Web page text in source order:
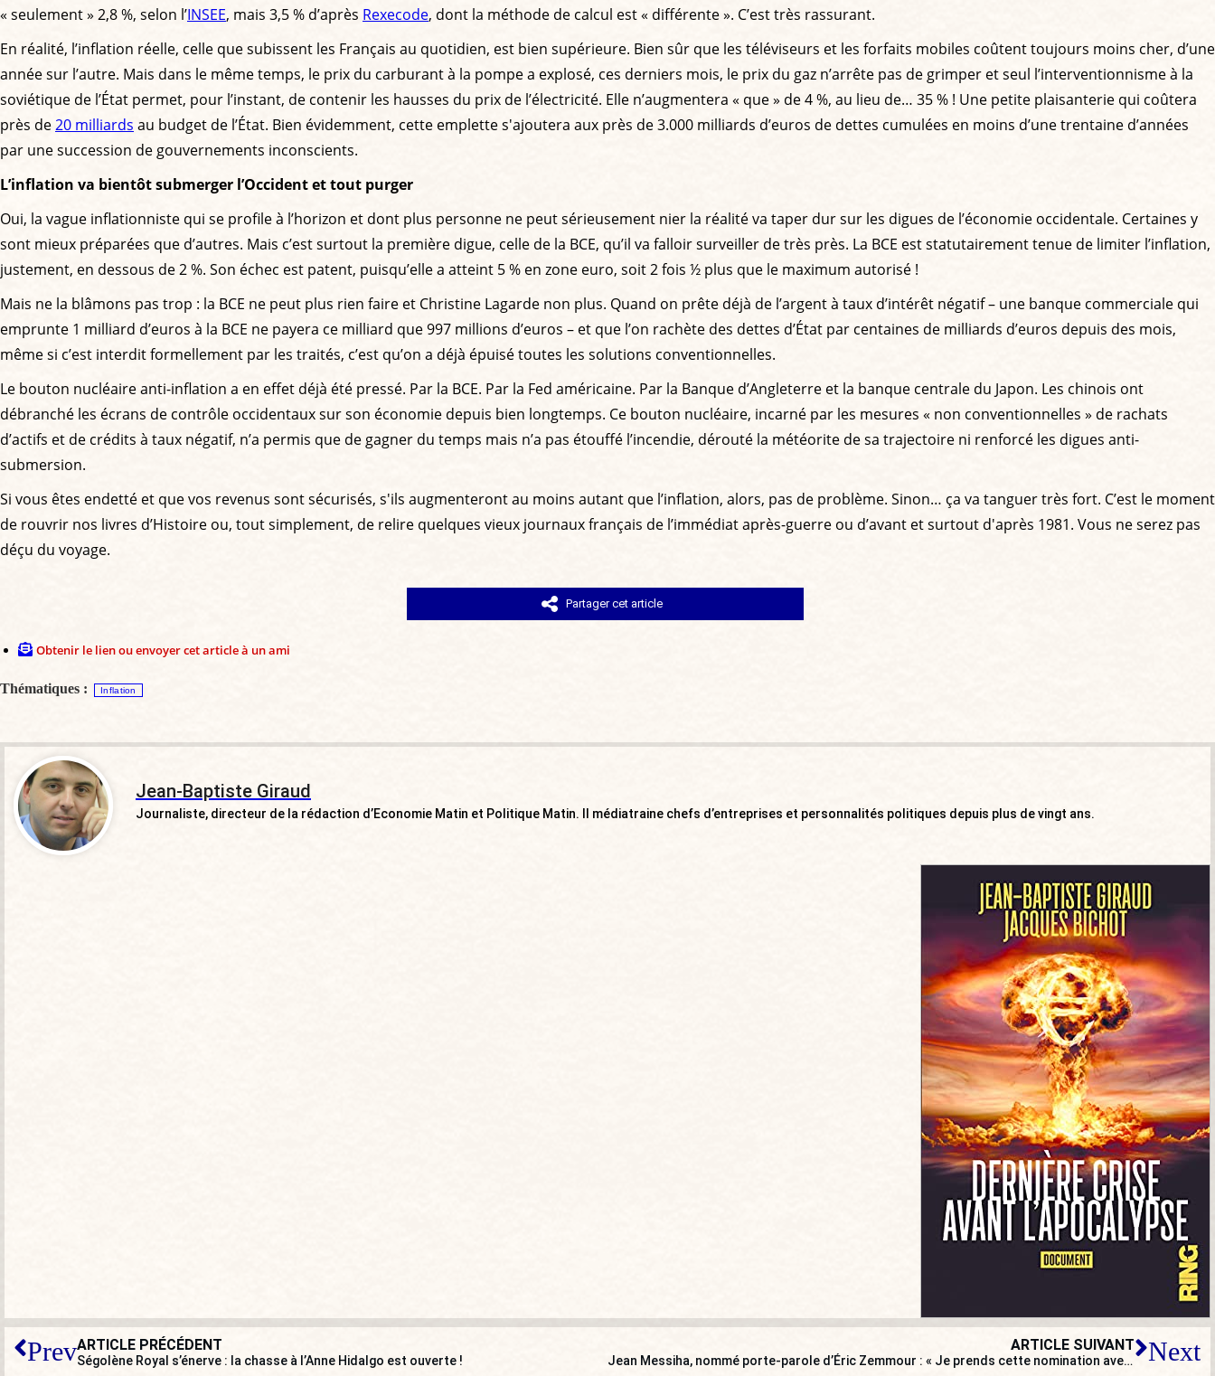
« seulement » 2,8 %, selon l’INSEE, mais 3,5 % d’après Rexecode, dont la méthode de calcul est « différente ». C’est très rassurant.
En réalité, l’inflation réelle, celle que subissent les Français au quotidien, est bien supérieure. Bien sûr que les téléviseurs et les forfaits mobiles coûtent toujours moins cher, d’une
année sur l’autre. Mais dans le même temps, le prix du carburant à la pompe a explosé, ces derniers mois, le prix du gaz n’arrête pas de grimper et seul l’interventionnisme à la
soviétique de l’État permet, pour l’instant, de contenir les hausses du prix de l’électricité. Elle n’augmentera « que » de 4 %, au lieu de… 35 % ! Une petite plaisanterie qui coûtera
près de20 milliards au budget de l’État. Bien évidemment, cette emplette s'ajoutera aux près de 3.000 milliards d’euros de dettes cumulées en moins d’une trentaine d’années
par une succession de gouvernements inconscients.
L’inflation va bientôt submerger l’Occident et tout purger
Oui, la vague inflationniste qui se profile à l’horizon et dont plus personne ne peut sérieusement nier la réalité va taper dur sur les digues de l’économie occidentale. Certaines y
sont mieux préparées que d’autres. Mais c’est surtout la première digue, celle de la BCE, qu’il va falloir surveiller de très près. La BCE est statutairement tenue de limiter l’inflation,
justement, en dessous de 2 %. Son échec est patent, puisqu’elle a atteint 5 % en zone euro, soit 2 fois ½ plus que le maximum autorisé !
Mais ne la blâmons pas trop : la BCE ne peut plus rien faire et Christine Lagarde non plus. Quand on prête déjà de l’argent à taux d’intérêt négatif – une banque commerciale qui
emprunte 1 milliard d’euros à la BCE ne payera ce milliard que 997 millions d’euros – et que l’on rachète des dettes d’État par centaines de milliards d’euros depuis des mois,
même si c’est interdit formellement par les traités, c’est qu’on a déjà épuisé toutes les solutions conventionnelles.
Le bouton nucléaire anti-inflation a en effet déjà été pressé. Par la BCE. Par la Fed américaine. Par la Banque d’Angleterre et la banque centrale du Japon. Les chinois ont
débranché les écrans de contrôle occidentaux sur son économie depuis bien longtemps. Ce bouton nucléaire, incarné par les mesures « non conventionnelles » de rachats
d’actifs et de crédits à taux négatif, n’a permis que de gagner du temps mais n’a pas étouffé l’incendie, dérouté la météorite de sa trajectoire ni renforcé les digues anti-
submersion.
Si vous êtes endetté et que vos revenus sont sécurisés, s'ils augmenteront au moins autant que l’inflation, alors, pas de problème. Sinon… ça va tanguer très fort. C’est le moment
de rouvrir nos livres d’Histoire ou, tout simplement, de relire quelques vieux journaux français de l’immédiat après-guerre ou d’avant et surtout d'après 1981. Vous ne serez pas
déçu du voyage.
Partager cet article
Obtenir le lien ou envoyer cet article à un ami
Thématiques : Inflation
Jean-Baptiste Giraud
Journaliste, directeur de la rédaction d’Economie Matin et Politique Matin. Il médiatraine chefs d’entreprises et personnalités politiques depuis plus de vingt ans.
PrevARTICLE PRÉCÉDENT
Ségolène Royal s’énerve : la chasse à l’Anne Hidalgo est ouverte !
ARTICLE SUIVANT
Jean Messiha, nommé porte-parole d’Éric Zemmour : « Je prends cette nomination avec beaucoup de joie et d’excitation » Next